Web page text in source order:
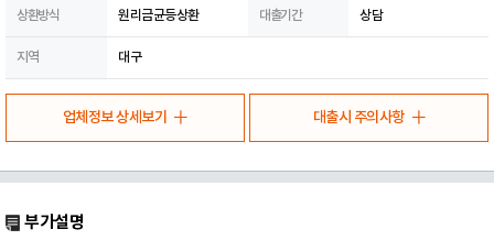
상환방식 원리금균등상환 대출기간 상담
지역 대구
업체정보 상세보기 대출시 주의사항
부가설명